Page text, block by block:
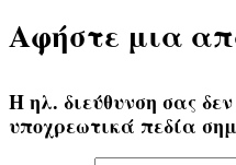
Αφήστε μια
Η ηλ. διεύθυνση σας
υποχρεωτικά πεδία